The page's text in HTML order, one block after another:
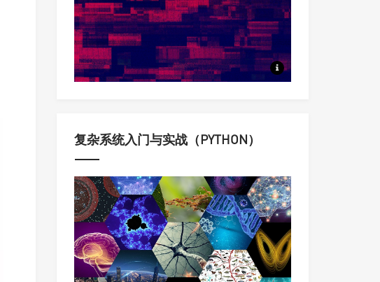
定量认识与科学调控复杂动态
复杂系统入门与实战（PYTHON）